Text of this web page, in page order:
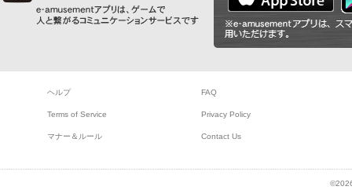
ヘルプ FAQ
Terms of Service Privacy Policy
マナー＆ルール Contact Us